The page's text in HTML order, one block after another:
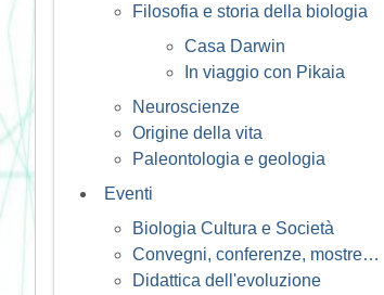
Filosofia e storia della biologia
Casa Darwin
In viaggio con Pikaia
Neuroscienze
Origine della vita
Paleontologia e geologia
Eventi
Biologia Cultura e Società
Convegni, conferenze, mostre…
Didattica dell'evoluzione